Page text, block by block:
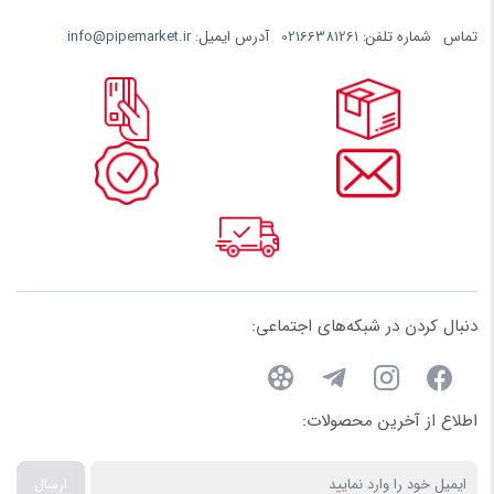
بنفش خورشید دارد و به همین دلیل برای استفاده در فضای باز و
تحت تابش مستقیم خورشید مناسب است.
عایق حرارتی و صوتی
: این نوع مواد به خوبی می‌توانند از انتقال
حرارت و صدا جلوگیری کنند، که این ویژگی برای سیستم‌های
لوله‌کشی یا سیستم‌های تهویه مطبوع اهمیت دارد.
کاربردهای کپ چسبی UPVC
لوله‌کشی استفاده می‌شوند. برخی از کاربردهای رایج این محصول عبارتند
سیستم‌های لوله‌کشی آب و فاضلاب
کپ چسبی UPVC در سیستم‌های لوله‌کشی آب و فاضلاب است.
این کپ‌ها به راحتی به لوله‌های UPVC متصل می‌شوند و
تماس شماره تلفن: 02166381261 آدرس ایمیل:info@pipemarket.ir
دنبال کردن در شبکه‌های اجتماعی:
اطلاع از آخرین محصولات:
ارسال